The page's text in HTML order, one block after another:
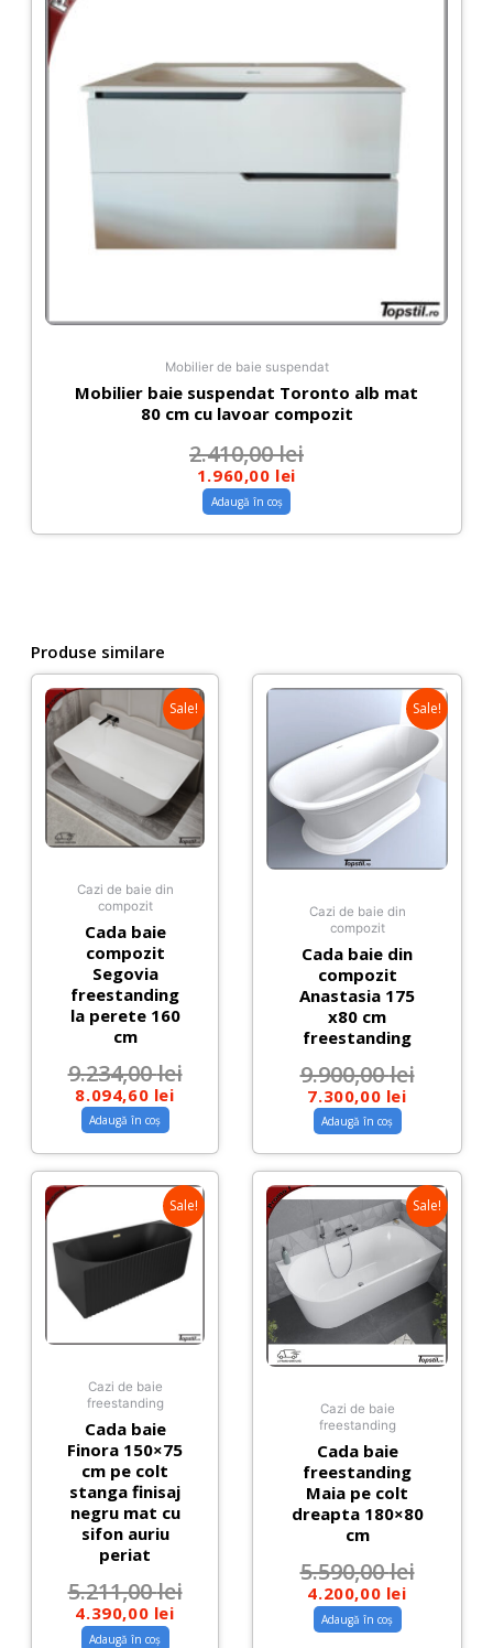
Mobilier de baie suspendat
Mobilier baie suspendat Toronto alb mat
80 cm cu lavoar compozit
2.410,00lei
1.960,00 lei
Adaugă în coș
Produse similare
Sale!
Cazi de baie din
compozit
Cada baie
compozit
Segovia
freestanding
la perete 160
cm
9.234,00lei
8.094,60 lei
Adaugă în coș
Sale!
Cazi de baie din
compozit
Cada baie din
compozit
Anastasia 175
x80 cm
freestanding
9.900,00lei
7.300,00 lei
Adaugă în coș
Sale!
Cazi de baie
freestanding
Cada baie
Finora 150×75
cm pe colt
stanga finisaj
negru mat cu
sifon auriu
periat
5.211,00lei
4.390,00 lei
Adaugă în coș
Sale!
Cazi de baie
freestanding
Cada baie
freestanding
Maia pe colt
dreapta 180×80
cm
5.590,00lei
4.200,00 lei
Adaugă în coș